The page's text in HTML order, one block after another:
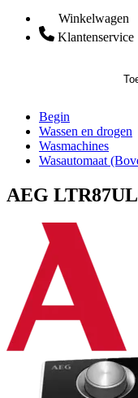
Winkelwagen
Klantenservice
Begin
Wassen en drogen
Wasmachines
Wasautomaat
AEG